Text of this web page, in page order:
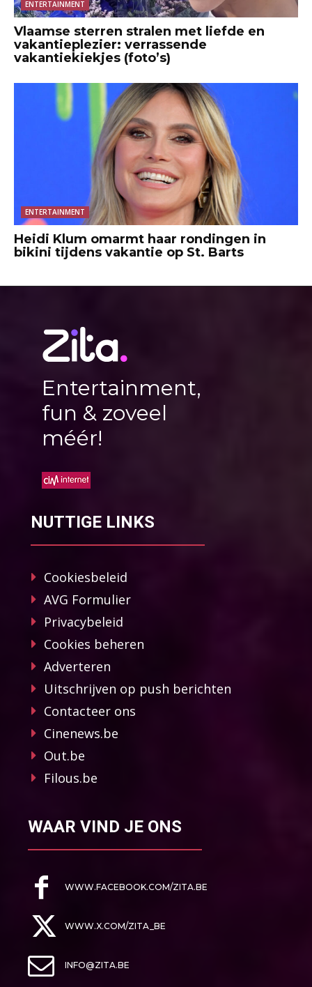
ENTERTAINMENT
Vlaamse sterren stralen met liefde en
vakantieplezier: verrassende
vakantiekiekjes (foto’s)
ENTERTAINMENT
Heidi Klum omarmt haar rondingen in
bikini tijdens vakantie op St. Barts
Entertainment,
fun & zoveel
méér!
NUTTIGE LINKS
Cookiesbeleid
AVG Formulier
Privacybeleid
Cookies beheren
Adverteren
Uitschrijven op push berichten
Contacteer ons
Cinenews.be
Out.be
Filous.be
WAAR VIND JE ONS
WWW.FACEBOOK.COM/ZITA.BE
WWW.X.COM/ZITA_BE
INFO@ZITA.BE